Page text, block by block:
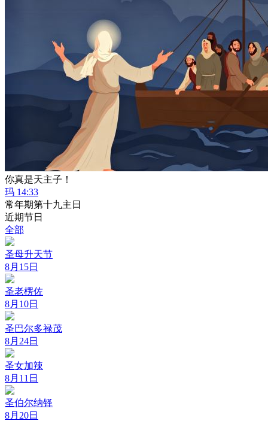
你真是天主子！
玛 14:33
常年期第十九主日
近期节日
全部
圣母升天节
8月15日
圣老楞佐
8月10日
圣巴尔多禄茂
8月24日
圣女加辣
8月11日
圣伯尔纳铎
8月20日